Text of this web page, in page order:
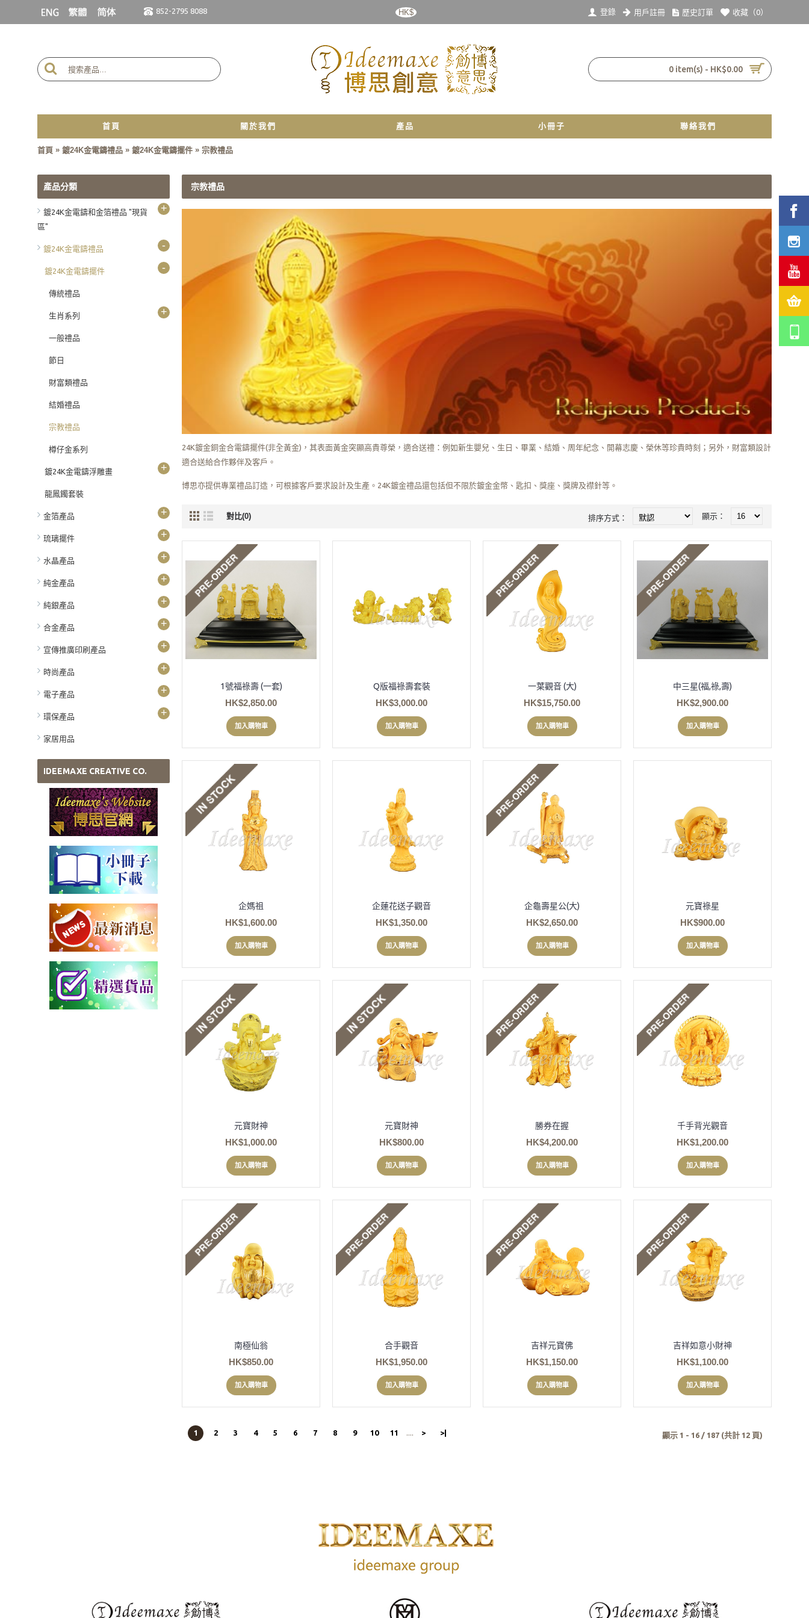
852-2795 8088 HK$ 登錄 用戶註冊 歷史訂單 收藏（0）
0 item(s) - HK$0.00
首頁 關於我們 產品 小冊子 聯絡我們
首頁 » 鍍24K金電鑄禮品 » 鍍24K金電鑄擺件 » 宗教禮品
產品分類
鍍24K金電鑄和金箔禮品 "現貨
區"
+
鍍24K金電鑄禮品 -
鍍24K金電鑄擺件 -
傳統禮品
生肖系列 +
一般禮品
節日
財富類禮品
結婚禮品
宗教禮品
樽仔金系列
鍍24K金電鑄浮雕畫 +
龍鳳鐲套裝
金箔產品 +
琉璃擺件 +
水晶產品 +
純金產品 +
純銀產品 +
合金產品 +
宣傳推廣印刷產品 +
時尚產品 +
電子產品 +
環保產品 +
家居用品
IDEEMAXE CREATIVE CO.
宗教禮品
24K鍍金銅金合電鑄擺件(非全黃金)，其表面黃金突顯高貴尊榮，適合送禮：例如新生嬰兒、生日、畢業、結婚、周年紀念、開幕志慶、榮休等珍貴時刻；另外，財富類設計
適合送給合作夥伴及客戶。
博思亦提供專業禮品訂造，可根據客戶要求設計及生產。24K鍍金禮品還包括但不限於鍍金金幣、匙扣、獎座、獎牌及襟針等。
對比(0) 顯示：
排序方式：
1號福祿壽 (一套)
HK$2,850.00
加入購物車
Q版福祿壽套裝
HK$3,000.00
加入購物車
一葉觀音 (大)
HK$15,750.00
加入購物車
中三星(福,祿,壽)
HK$2,900.00
加入購物車
企媽祖
HK$1,600.00
加入購物車
企蓮花送子觀音
HK$1,350.00
加入購物車
企龜壽星公(大)
HK$2,650.00
加入購物車
元寶祿星
HK$900.00
加入購物車
元寶財神
HK$1,000.00
加入購物車
元寶財神
HK$800.00
加入購物車
勝券在握
HK$4,200.00
加入購物車
千手背光觀音
HK$1,200.00
加入購物車
南極仙翁
HK$850.00
加入購物車
合手觀音
HK$1,950.00
加入購物車
吉祥元寶佛
HK$1,150.00
加入購物車
吉祥如意小財神
HK$1,100.00
加入購物車
1 2 3 4 5 6 7 8 9 10 11 .... > >| 顯示 1 - 16 / 187 (共計 12 頁)